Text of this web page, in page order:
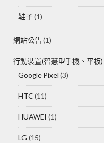
鞋子(1)
網站公告(1)
行動裝置(智慧型手機、平板)
Google Pixel (3)
HTC (11)
HUAWEI (1)
LG (15)